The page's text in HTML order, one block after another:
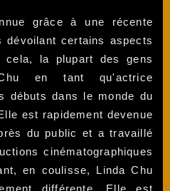
grâce à une récente
dévoilant certains aspects
la plupart des gens
en tant qu'actrice
débuts dans le monde du
est rapidement devenue
du public et a travaillé
cinématographiques
en coulisse, Linda Chu